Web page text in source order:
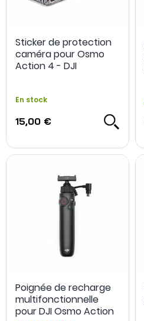
Sticker de protection
caméra pour Osmo
Action 4 - DJI
En stock
15,00 €
Poignée de recharge
multifonctionnelle
pour DJI Osmo Action